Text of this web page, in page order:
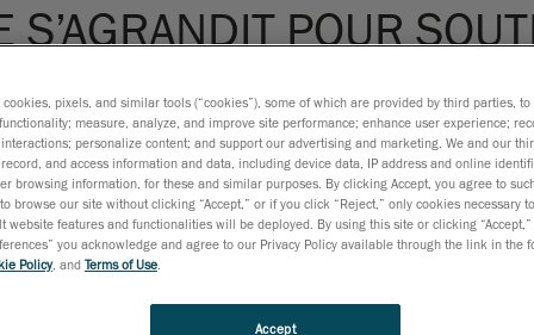
POUR
RÉGION DE MONTRÉAL
2-1200x800.jpg>
en services complets d’ingénierie, est fière
revoir à ce lieu très familier qui a joué un rôle clé pour la
cookies, pixels, and similar tools (“cookies”), some of which are provided by third parties,
measure, analyze, and improve site performance; enhance user experience;
personalize content; and support our advertising and marketing. We and our
and access information and data, including device data, IP address and online
browsing information, for these and similar purposes. By clicking Accept, you agree to
browse our site without clicking “Accept,” or if you click “Reject,” only cookies necessary
website features and functionalities will be deployed. By using this site or clicking “Accept,”
you acknowledge and agree to our Privacy Policy available through the link in the
Policy, and Terms of Use
Accept